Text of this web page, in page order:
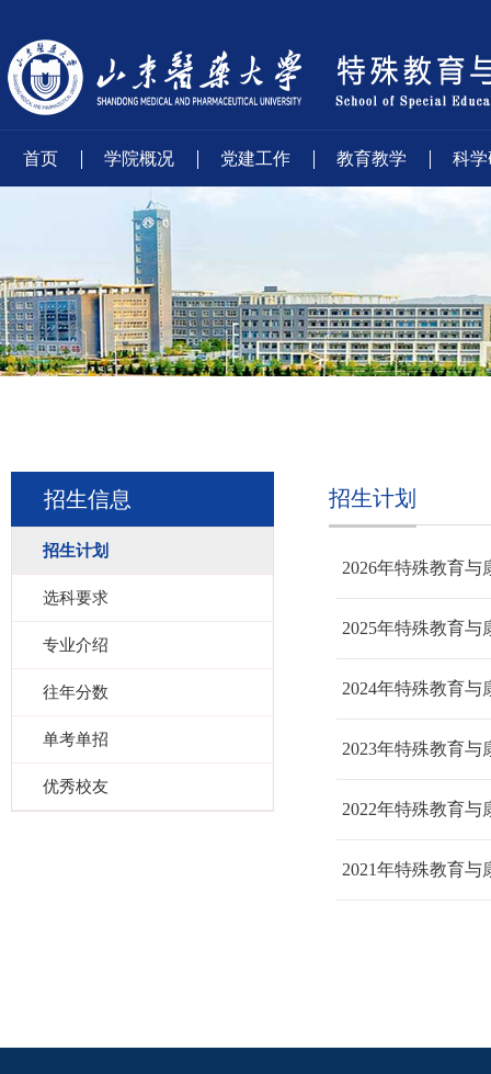
首页 学院概况 党建工作 教育教学 科
招生信息
招生计划
选科要求
专业介绍
往年分数
单考单招
优秀校友
招生计划
2026年特殊教育
2025年特殊教育
2024年特殊教育
2023年特殊教育
2022年特殊教育
2021年特殊教育